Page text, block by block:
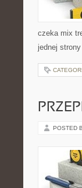
czeka mix
jednej
POSTED